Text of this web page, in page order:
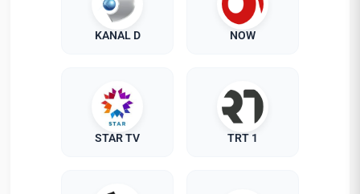
KANAL D NOW
STAR TV TRT 1